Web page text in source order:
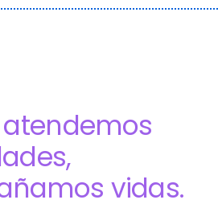
atendemos
vidas.